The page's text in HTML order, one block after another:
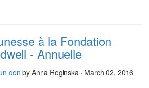
à la Fondation
- Annuelle
don by Anna Roginska· March 02, 2016